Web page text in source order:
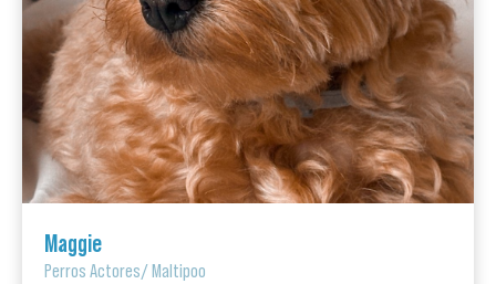
Maggie
Perros Actores/Maltipoo